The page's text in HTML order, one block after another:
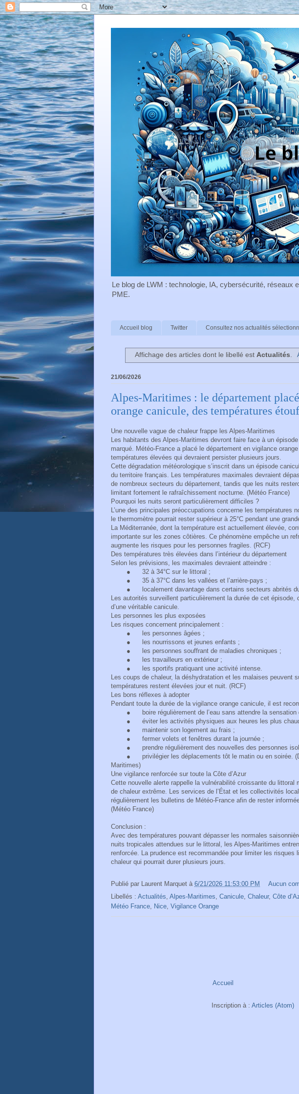
Le blog de LWM : technologie, IA, cybersécurité,
PME.
Accueil blog Twitter Consultez nos actualités
Affichage des articles dont le libellé estActualités.
21/06/2026
Alpes-Maritimes : le département
orange canicule, des températures
Une nouvelle vague de chaleur frappe les Alpes-Maritimes
Les habitants des Alpes-Maritimes devront faire face à un
marqué. Météo-France a placé le département en vigilance
températures élevées qui devraient persister plusieurs jours.
Cette dégradation météorologique s’inscrit dans un épisode
du territoire français. Les températures maximales devraient
de nombreux secteurs du département, tandis que les nuits
limitant fortement le rafraîchissement nocturne. (Météo France)
Pourquoi les nuits seront particulièrement difficiles ?
L’une des principales préoccupations concerne les températures
le thermomètre pourrait rester supérieur à 25°C pendant une
La Méditerranée, dont la température est actuellement élevée,
importante sur les zones côtières. Ce phénomène empêche un
augmente les risques pour les personnes fragiles. (RCF)
Des températures très élevées dans l’intérieur du département
Selon les prévisions, les maximales devraient atteindre :
●
32 à 34°C sur le littoral ;
●
35 à 37°C dans les vallées et l’arrière-pays ;
●
localement davantage dans certains secteurs abrités
Les autorités surveillent particulièrement la durée de cet
d’une véritable canicule.
Les personnes les plus exposées
Les risques concernent principalement :
●
les personnes âgées ;
●
les nourrissons et jeunes enfants ;
●
les personnes souffrant de maladies chroniques ;
●
les travailleurs en extérieur ;
●
les sportifs pratiquant une activité intense.
Les coups de chaleur, la déshydratation et les malaises peuvent
températures restent élevées jour et nuit. (RCF)
Les bons réflexes à adopter
Pendant toute la durée de la vigilance orange canicule, il est
●
boire régulièrement de l’eau sans attendre la sensation
●
éviter les activités physiques aux heures les plus
●
maintenir son logement au frais ;
●
fermer volets et fenêtres durant la journée ;
●
prendre régulièrement des nouvelles des personnes
●
privilégier les déplacements tôt le matin ou en soirée.
Maritimes)
Une vigilance renforcée sur toute la Côte d’Azur
Cette nouvelle alerte rappelle la vulnérabilité croissante du littoral
de chaleur extrême. Les services de l’État et les collectivités
régulièrement les bulletins de Météo-France afin de rester
(Météo France)
Conclusion :
Avec des températures pouvant dépasser les normales
nuits tropicales attendues sur le littoral, les Alpes-Maritimes
renforcée. La prudence est recommandée pour limiter les risques
chaleur qui pourrait durer plusieurs jours.
Publié par Laurent Marquet à 6/21/2026 11:53:00 PM
Aucun
Libellés : Actualités, Alpes-Maritimes, Canicule, Chaleur, Côte
Météo France, Nice, Vigilance Orange
Accueil
Inscription à : Articles (Atom)